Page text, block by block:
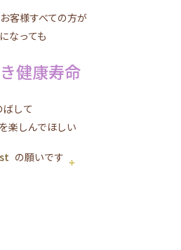
客様すべての方が
なっても
健康寿命
ばして
楽しんでほしい
の願いです